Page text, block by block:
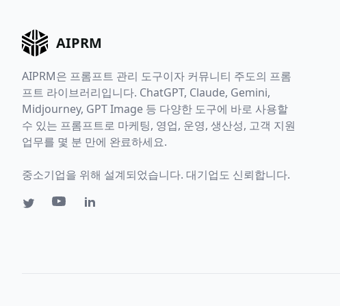
AIPRM
AIPRM은 프롬프트 관리 도구이자 커뮤니티 주도의 프롬
프트 라이브러리입니다. ChatGPT, Claude, Gemini,
Midjourney, GPT Image 등 다양한 도구에 바로 사용할
수 있는 프롬프트로 마케팅, 영업, 운영, 생산성, 고객 지원
업무를 몇 분 만에 완료하세요.
중소기업을 위해 설계되었습니다. 대기업도 신뢰합니다.